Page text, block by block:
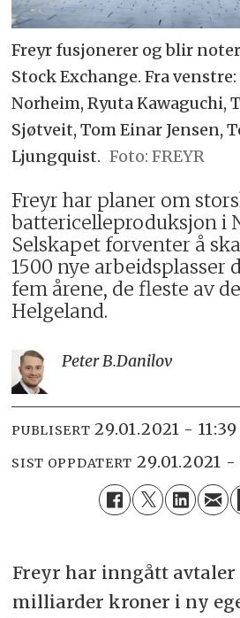
Freyr fusjonerer og blir
Stock Exchange. Fra
Norheim, Ryuta Kawaguchi,
Sjøtveit, Tom Einar Jensen,
Ljungquist.
FREYR
Freyr har planer om
battericelleproduksjon i
Selskapet forventer å
1500 nye arbeidsplasser
fem årene, de fleste av
Helgeland.
Peter B.Danilov
PUBLISERT 29.01.2021 - 11:39
SIST OPPDATERT 29.01.2021 -
Freyr har inngått avtaler
milliarder kroner i ny